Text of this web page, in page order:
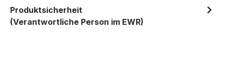
Produktsicherheit
(Verantwortliche Person im EWR)